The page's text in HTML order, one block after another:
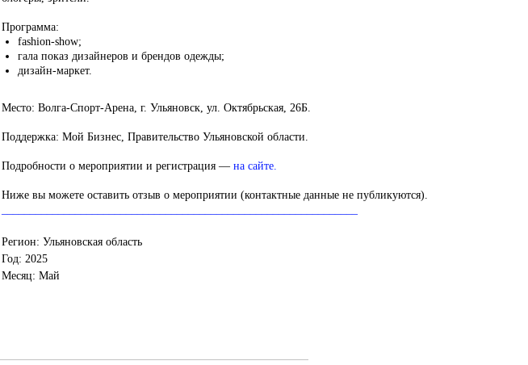
Программа:
fashion-show;
гала показ дизайнеров и брендов одежды;
дизайн-маркет.
Место: Волга-Спорт-Арена, г. Ульяновск, ул. Октябрьская, 26Б.
Поддержка: Мой Бизнес, Правительство Ульяновской области.
Подробности о мероприятии и регистрация — на сайте.
Ниже вы можете оставить отзыв о мероприятии (контактные данные не публикуются).
Регион: Ульяновская область
Год: 2025
Месяц: Май